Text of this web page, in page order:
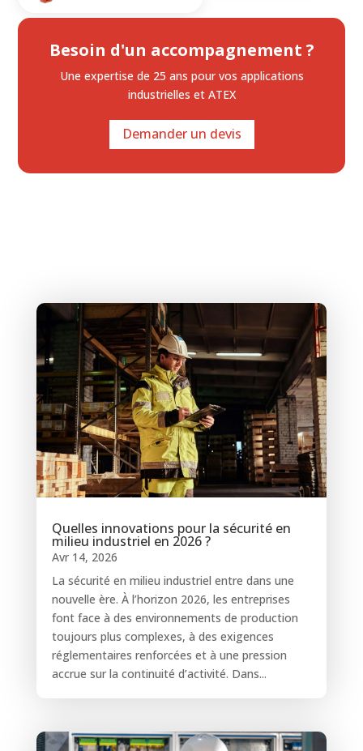
Besoin d'un accompagnement ?
Une expertise de 25 ans pour vos applications
industrielles et ATEX
Demander un devis
Quelles innovations pour la sécurité en
milieu industriel en 2026 ?
Avr 14, 2026
La sécurité en milieu industriel entre dans une
nouvelle ère. À l’horizon 2026, les entreprises
font face à des environnements de production
toujours plus complexes, à des exigences
réglementaires renforcées et à une pression
accrue sur la continuité d’activité. Dans...